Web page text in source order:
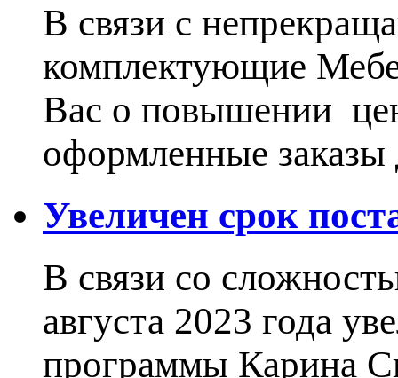
В связи с
комплектующие
Вас о повышении
оформленные
Увеличен срок
В связи со
августа 2023 года
программы Карина